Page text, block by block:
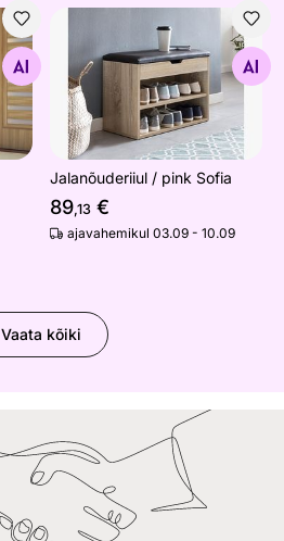
Jalanõuderiiul / pink Sofia
Otsi sarnaseid
Jalanõuderiiul / pink Sofia
89,13 €
ajavahemikul 03.09 - 10.09
Vaata kõiki